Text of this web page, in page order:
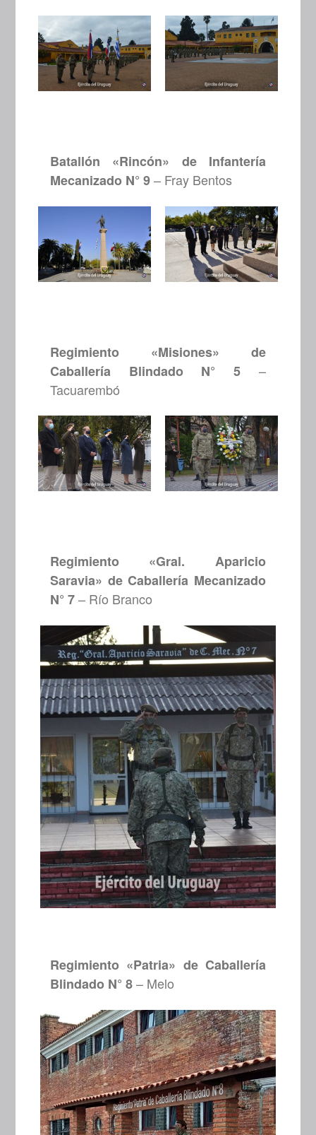
Batallón «Rincón» de Infantería
Mecanizado N° 9– Fray Bentos
Regimiento «Misiones» de
Caballería Blindado N° 5 –
Tacuarembó
Regimiento «Gral. Aparicio
Saravia» de Caballería Mecanizado
N° 7– Río Branco
Regimiento «Patria» de Caballería
Blindado N° 8– Melo